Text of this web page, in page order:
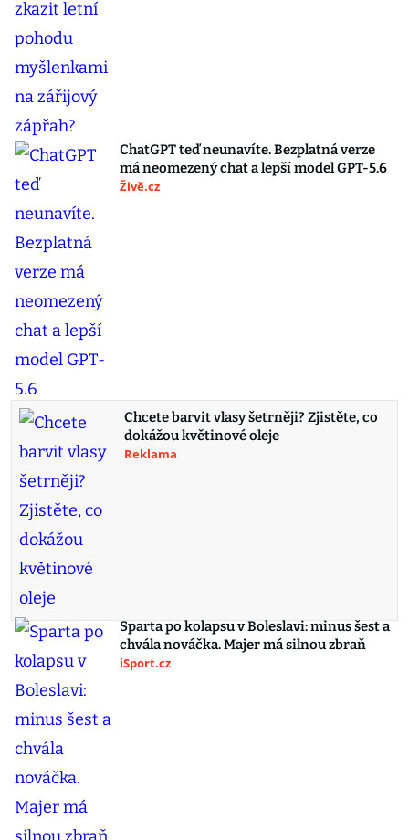
ChatGPT teď neunavíte. Bezplatná verze
má neomezený chat a lepší model GPT-5.6
Živě.cz
Chcete barvit vlasy šetrněji? Zjistěte, co
dokážou květinové oleje
Reklama
Sparta po kolapsu v Boleslavi: minus šest a
chvála nováčka. Majer má silnou zbraň
iSport.cz